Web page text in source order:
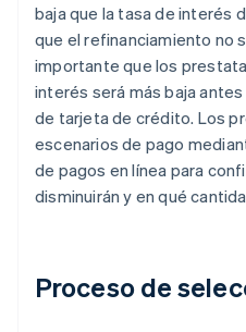
baja que la tasa de interés
que el refinanciamiento no
importante que los
interés será más baja
de tarjeta de crédito. Los
escenarios de pago
de pagos en línea para
disminuirán y en qué
Proceso de